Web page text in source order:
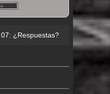
¿Respuestas?